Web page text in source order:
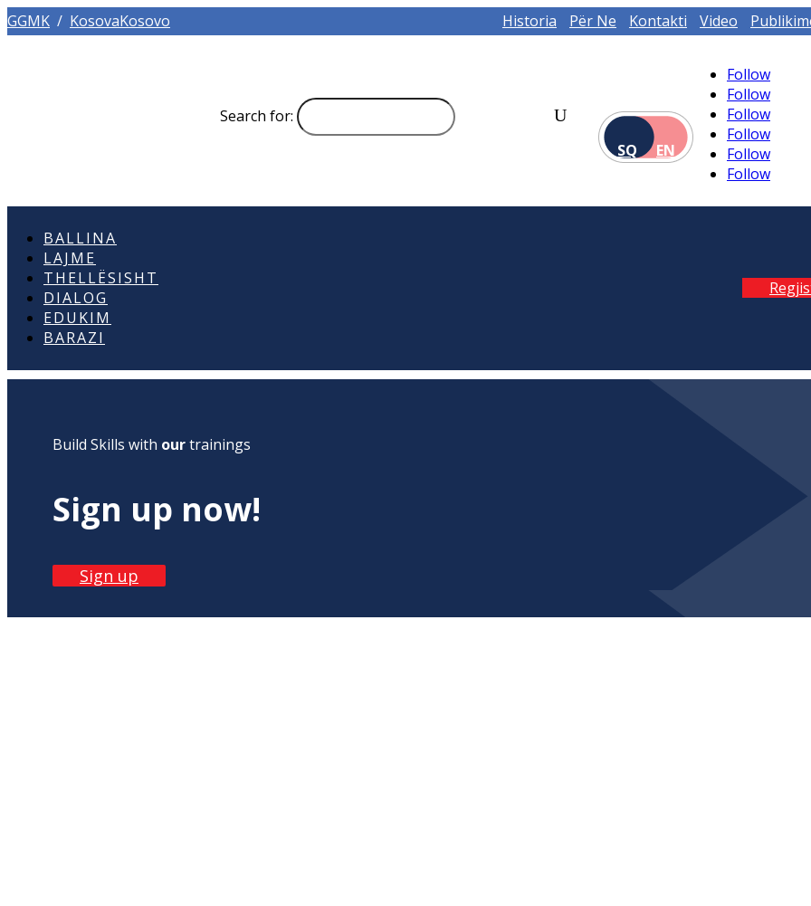
GGMK / KosovaKosovo Historia Për Ne Kontakti Video
Search for:
SQ
EN
Follow
Follow
Follow
Follow
Follow
Follow
BALLINA
LAJME
THELLËSISHT
DIALOG
EDUKIM
BARAZI
Build Skills with ourtrainings
Sign up now!
Sign up